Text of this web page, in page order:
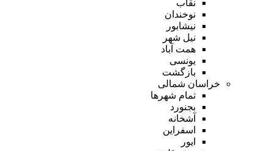
نقاب
نوخندان
نیشابور
نیل شهر
همت آباد
یونسی
بازگشت
خراسان شمالی
تمام شهر‌ها
بجنورد
آشخانه
اسفراین
ایور